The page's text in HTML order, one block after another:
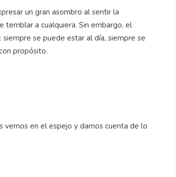
un gran asombro al sentir la
a cualquiera. Sin embargo, el
se puede estar al día, siempre se
propósito.
vernos en el espejo y darnos cuenta de lo